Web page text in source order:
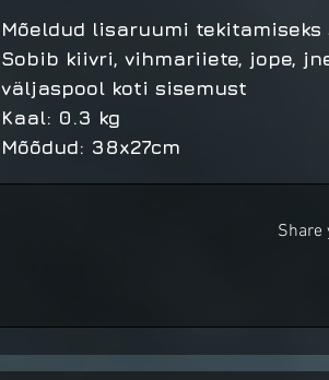
Mõeldud lisaruumi
Sobib kiivri, vihmariiete, jope,
väljaspool koti sisemust
Kaal: 0.3 kg
Mõõdud: 38x27cm
Share